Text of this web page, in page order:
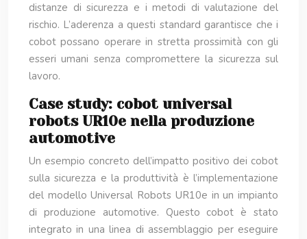
distanze di sicurezza e i metodi di valutazione del
rischio. L’aderenza a questi standard garantisce che i
cobot possano operare in stretta prossimità con gli
esseri umani senza compromettere la sicurezza sul
lavoro.
Case study: cobot universal
robots UR10e nella produzione
automotive
Un esempio concreto dell’impatto positivo dei cobot
sulla sicurezza e la produttività è l’implementazione
del modello Universal Robots UR10e in un impianto
di produzione automotive. Questo cobot è stato
integrato in una linea di assemblaggio per eseguire